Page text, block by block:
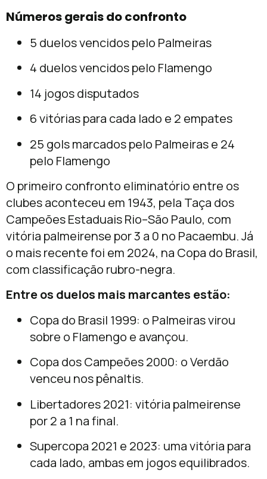
Números gerais do confronto
5 duelos vencidos pelo Palmeiras
4 duelos vencidos pelo Flamengo
14 jogos disputados
6 vitórias para cada lado e 2 empates
25 gols marcados pelo Palmeiras e 24
pelo Flamengo
O primeiro confronto eliminatório entre os
clubes aconteceu em 1943, pela Taça dos
Campeões Estaduais Rio–São Paulo, com
vitória palmeirense por 3 a 0 no Pacaembu. Já
o mais recente foi em 2024, na Copa do Brasil,
com classificação rubro-negra.
Entre os duelos mais marcantes estão:
Copa do Brasil 1999: o Palmeiras virou
sobre o Flamengo e avançou.
Copa dos Campeões 2000: o Verdão
venceu nos pênaltis.
Libertadores 2021: vitória palmeirense
por 2 a 1 na final.
Supercopa 2021 e 2023: uma vitória para
cada lado, ambas em jogos equilibrados.